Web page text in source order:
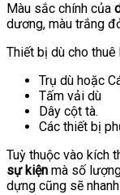
Màu sắc chính của
dương, màu trắng
Thiết bị dù cho thuê
Trụ dù hoặc
Tấm vải dù
Dây cột tà.
Các thiết bị
Tuỳ thuộc vào kích
sự kiện mà số
dựng cũng sẽ